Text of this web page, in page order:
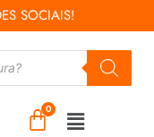
SOCIAIS!